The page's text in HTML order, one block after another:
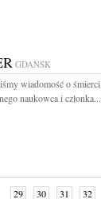
GDAŃSK
wiadomość o śmierci
naukowca i członka...
29 30 31 32